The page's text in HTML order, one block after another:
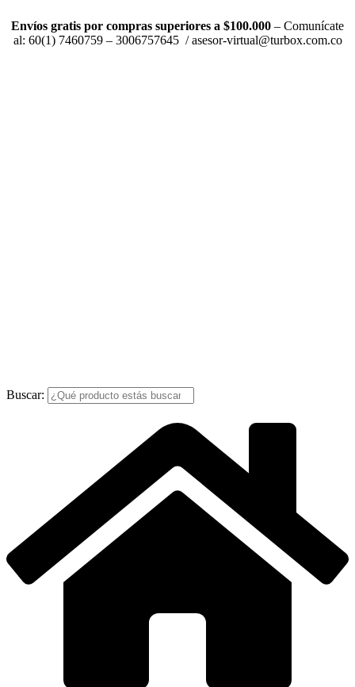
Envíos gratis por compras superiores a $100.000 – Comunícate
al: 60(1) 7460759 – 3006757645 / asesor-virtual@turbox.com.co
Buscar: